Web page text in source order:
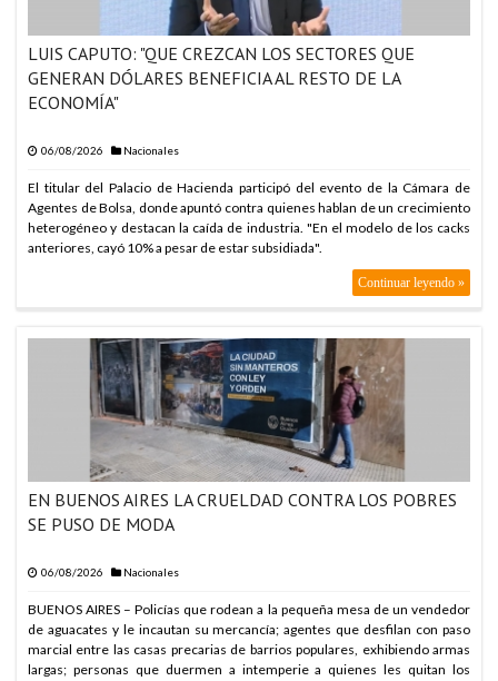
LUIS CAPUTO: "QUE CREZCAN LOS SECTORES QUE
GENERAN DÓLARES BENEFICIA AL RESTO DE LA
ECONOMÍA"
06/08/2026 Nacionales
El titular del Palacio de Hacienda participó del evento de la Cámara de
Agentes de Bolsa, donde apuntó contra quienes hablan de un crecimiento
heterogéneo y destacan la caída de industria. "En el modelo de los cacks
anteriores, cayó 10% a pesar de estar subsidiada".
Continuar leyendo »
EN BUENOS AIRES LA CRUELDAD CONTRA LOS POBRES
SE PUSO DE MODA
06/08/2026 Nacionales
BUENOS AIRES – Policías que rodean a la pequeña mesa de un vendedor
de aguacates y le incautan su mercancía; agentes que desfilan con paso
marcial entre las casas precarias de barrios populares, exhibiendo armas
largas; personas que duermen a intemperie a quienes les quitan los